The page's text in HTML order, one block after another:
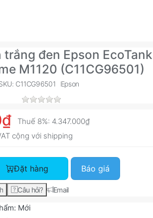
trắng đen Epson EcoTank
M1120 (C11CG96501)
C11CG96501 Epson
Thuế 8%: 4.347.000₫
cộng với shipping
in phun trắng đen Epson EcoTank
Đặt hàng Báo giá
Câu hỏi? Email
Mới